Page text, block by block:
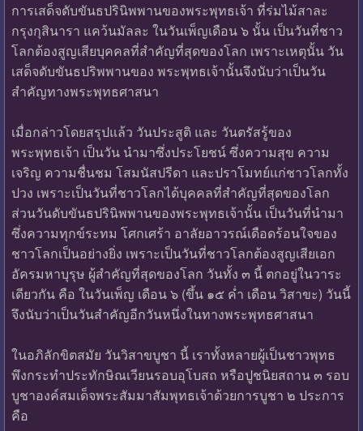
การเสด็จดับขันธปรินิพพานของพระพุทธเจ้า ที่ร่มไม้สาละ
กรุงกุสินารา แคว้นมัลละ ในวันเพ็ญเดือน ๖ นั้น เป็นวันที่ชาว
โลกต้องสูญเสียบุคคลที่สำคัญที่สุดของโลก เพราะเหตุนั้น วัน
เสด็จดับขันธปริพพานของ พระพุทธเจ้านั้นจึงนับว่าเป็นวัน
สำคัญทางพระพุทธศาสนา
เมื่อกล่าวโดยสรุปแล้ว วันประสูติ และ วันตรัสรู้ของ
พระพุทธเจ้า เป็นวัน นำมาซึ่งประโยชน์ ซึ่งความสุข ความ
เจริญ ความชื่นชม โสมนัสปรีดา และปราโมทย์แก่ชาวโลกทั้ง
ปวง เพราะเป็นวันที่ชาวโลกได้บุคคลที่สำคัญที่สุดของโลก
ส่วนวันดับขันธปรินิพพานของพระพุทธเจ้านั้น เป็นวันที่นำมา
ซึ่งความทุกข์ระทม โศกเศร้า อาลัยอาวรณ์เดือดร้อนใจของ
ชาวโลกเป็นอย่างยิ่ง เพราะเป็นวันที่ชาวโลกต้องสูญเสียเอก
อัครมหาบุรุษ ผู้สำคัญที่สุดของโลก วันทั้ง ๓ นี้ ตกอยู่ในวาระ
เดียวกัน คือ ในวันเพ็ญ เดือน ๖ (ขึ้น ๑๕ ค่ำ เดือน วิสาขะ) วันนี้
จึงนับว่าเป็นวันสำคัญอีกวันหนึ่งในทางพระพุทธศาสนา
ในอภิลักขิตสมัย วันวิสาขบูชา นี้ เราทั้งหลายผู้เป็นชาวพุทธ
พึงกระทำประทักษิณเวียนรอบอุโบสถ หรือปูชนิยสถาน ๓ รอบ
บูชาองค์สมเด็จพระสัมมาสัมพุทธเจ้าด้วยการบูชา ๒ ประการ
คือ